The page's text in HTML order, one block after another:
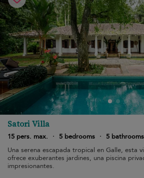
Satori Villa
15 pers. max.
· 5 bedrooms ·
5 bathrooms
Una serena escapada tropical en Galle, esta
ofrece exuberantes jardines, una piscina
impresionantes.